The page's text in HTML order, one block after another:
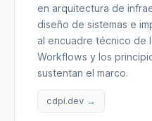
en arquitectura de
diseño de sistemas e
al encuadre técnico de
Workflows y los
sustentan el marco.
cdpi.dev →